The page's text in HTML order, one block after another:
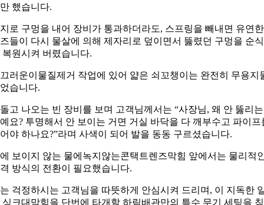
했습니다.
로 구멍을 내어 장비가 통과하더라도, 스프링을 빼내면 유연한
들이 다시 물살에 의해 제자리로 덮이면서 뚫렸던 구멍을 순
복원시켜 버렸습니다.
러운이물질제거 작업에 있어 얇은 쇠꼬챙이는 완전히 무용지
습니다.
고 나오는 빈 장비를 보며 고객님께서는 “사장님, 왜 안 뚫리는
요? 투명해서 안 보이는 거면 거실 바닥을 다 깨부수고 파이프
야 하나요?”라며 사색이 되어 발을 동동 구르셨습니다.
보이지 않는 물에녹지않는콘택트렌즈막힘 앞에서는 물리적
방식의 전환이 필요했습니다.
걱정하시는 고객님을 따뜻하게 안심시켜 드리며, 이 지독한
싱크대막힘을 단번에 타개할 하림배관만의 특수 무기 세팅을